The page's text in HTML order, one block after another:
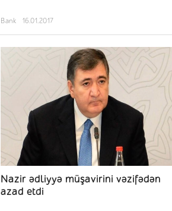
Bank 16.01.2017
Nazir ədliyyə müşavirini vəzifədən
azad etdi